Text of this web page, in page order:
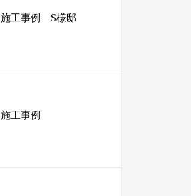
施工事例 S様邸
施工事例